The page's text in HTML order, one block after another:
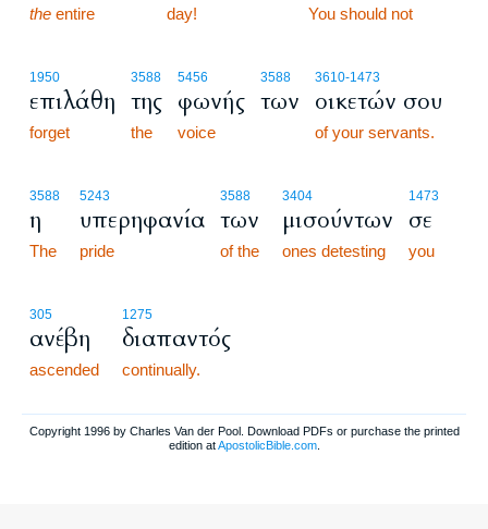
the entire day! You should not
1950
επιλάθη
forget
3588
της
the
5456
φωνής
voice
3588
των
3610-1473
οικετών σου
of your servants.
3588
η
The
5243
υπερηφανία
pride
3588
των
of the
3404
μισούντων
ones detesting
1473
σε
you
305
ανέβη
ascended
1275
διαπαντός
continually.
Copyright 1996 by Charles Van der Pool. Download PDFs or purchase the printed
edition atApostolicBible.com.